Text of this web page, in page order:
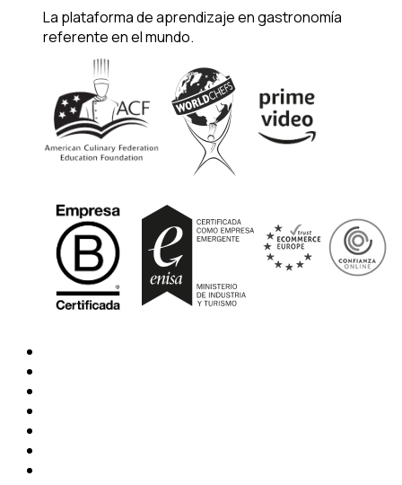
La plataforma de aprendizaje en gastronomía
referente en el mundo.